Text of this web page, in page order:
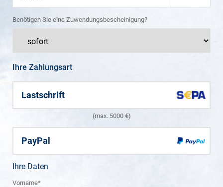
Benötigen Sie eine Zuwendungsbescheinigung?
Ihre Zahlungsart
Lastschrift
(max. 5000 €)
PayPal
Ihre Daten
Vorname*